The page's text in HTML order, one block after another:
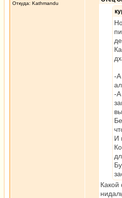
Откуда: Kathmandu
-А
-А
И
Какой